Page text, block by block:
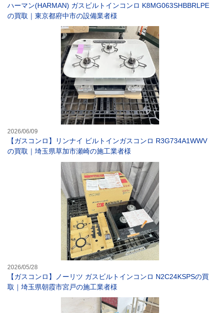
ハーマン(HARMAN) ガスビルトインコンロ K8MG063SHBBRLPE
の買取｜東京都府中市の設備業者様
2026/06/09
【ガスコンロ】リンナイ ビルトインガスコンロ R3G734A1WWV
の買取｜埼玉県草加市瀬崎の施工業者様
2026/05/28
【ガスコンロ】ノーリツ ガスビルトインコンロ N2C24KSPSの買
取｜埼玉県朝霞市宮戸の施工業者様